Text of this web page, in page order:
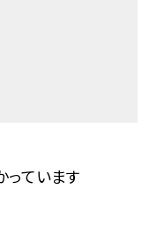
ています